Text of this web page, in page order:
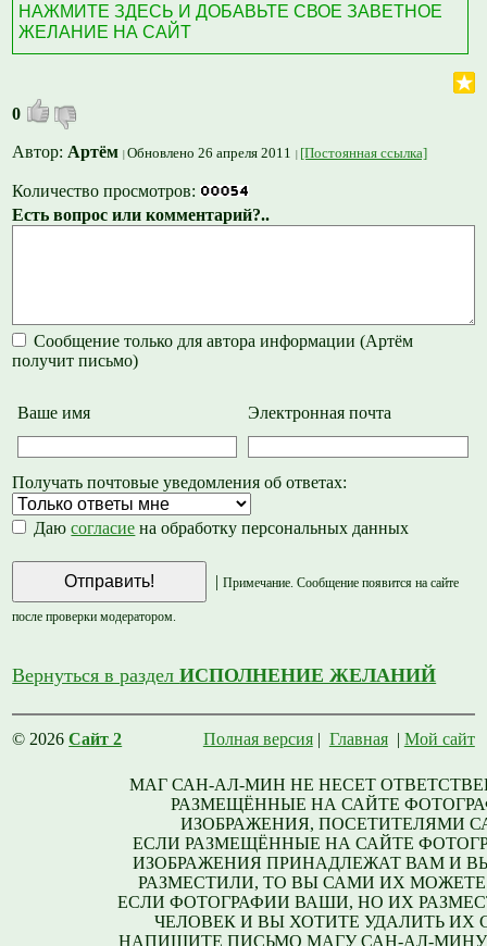
НАЖМИТЕ ЗДЕСЬ И ДОБАВЬТЕ СВОЕ ЗАВЕТНОЕ
ЖЕЛАНИЕ НА САЙТ
0
Автор: Артём Обновлено 26 апреля 2011 [Постоянная ссылка]
Количество просмотров:
Есть вопрос или комментарий?..
Сообщение только для автора информации (Артём
получит письмо)
Ваше имя Электронная почта
Получать почтовые уведомления об ответах:
Даюсогласие на обработку персональных данных
| Примечание. Сообщение появится на сайте
после проверки модератором.
Вернуться в разделИСПОЛНЕНИЕ ЖЕЛАНИЙ
© 2026Сайт 2 Полная версия| Главная| Мой сайт
МАГ САН-АЛ-МИН НЕ НЕСЕТ
РАЗМЕЩЁННЫЕ НА САЙТЕ
ИЗОБРАЖЕНИЯ, ПОСЕТИТЕЛЯМИ
ЕСЛИ РАЗМЕЩЁННЫЕ НА САЙТЕ
ИЗОБРАЖЕНИЯ ПРИНАДЛЕЖАТ ВАМ И
РАЗМЕСТИЛИ, ТО ВЫ САМИ ИХ МОЖЕТЕ
ЕСЛИ ФОТОГРАФИИ ВАШИ, НО ИХ
ЧЕЛОВЕК И ВЫ ХОТИТЕ УДАЛИТЬ ИХ
НАПИШИТЕ ПИСЬМО МАГУ САН-АЛ-